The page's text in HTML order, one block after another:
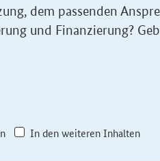
dem passenden
und Finanzierung?
In den weiteren Inhalten